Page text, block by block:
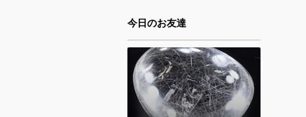
今日のお友達